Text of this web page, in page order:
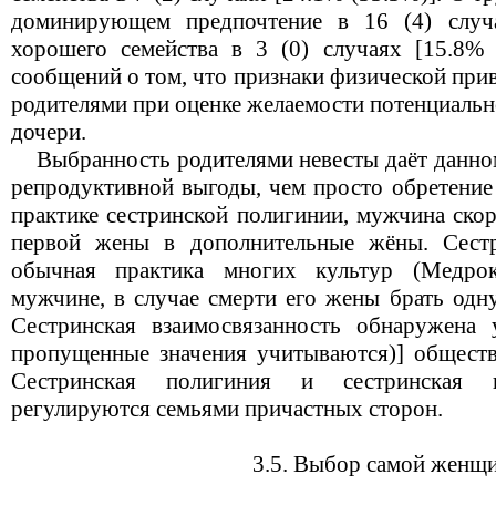
доминирующем предпочтение в 16 (4)
хорошего семейства в 3 (0) случаях
сообщений о том, что признаки физической
родителями при оценке желаемости
дочери.
Выбранность родителями невесты даёт
репродуктивной выгоды, чем просто
практике сестринской полигинии, мужчина
первой жены в дополнительные жёны.
обычная практика многих культур
мужчине, в случае смерти его жены брать
Сестринская взаимосвязанность
пропущенные значения учитываются)]
Сестринская полигиния и сестринская
регулируются семьями причастных сторон.
3.5. Выбор самой